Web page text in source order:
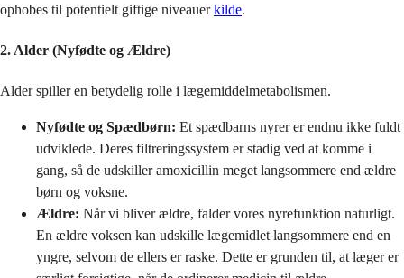
ophobes til potentielt giftige niveauerkilde.
2. Alder (Nyfødte og Ældre)
Alder spiller en betydelig rolle i lægemiddelmetabolismen.
Nyfødte og Spædbørn: Et spædbarns nyrer er endnu ikke fuldt
udviklede. Deres filtreringssystem er stadig ved at komme i
gang, så de udskiller amoxicillin meget langsommere end ældre
børn og voksne.
Ældre: Når vi bliver ældre, falder vores nyrefunktion naturligt.
En ældre voksen kan udskille lægemidlet langsommere end en
yngre, selvom de ellers er raske. Dette er grunden til, at læger er